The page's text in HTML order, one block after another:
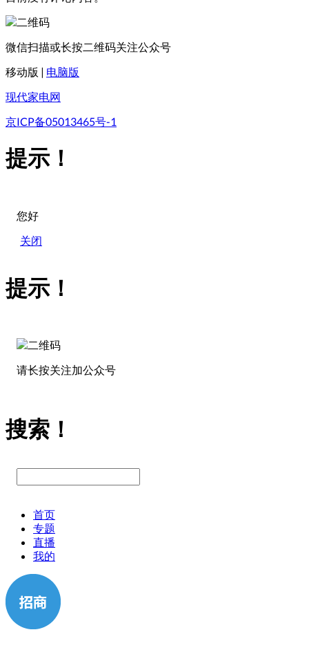
微信扫描或长按二维码关注公众号
移动版 | 电脑版
现代家电网
京ICP备05013465号-1
提示！
您好
关闭
提示！
请长按关注加公众号
搜索！
首页
专题
直播
我的